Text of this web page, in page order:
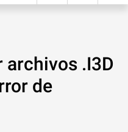
archivos .I3D
de